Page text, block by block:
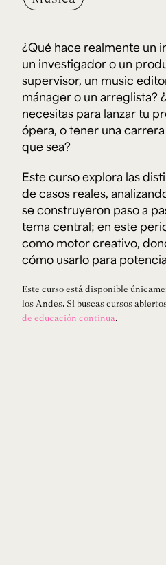
del 30 de mayo de 1964. Reconocimiento de
10 años: Resolución 000194 del 16 de enero del
Digitales
2501
Ext.
2504
¿Qué hace realmente un
un investigador o un
supervisor, un music
mánager o un arreglista?
necesitas para lanzar tu
ópera, o tener una
que sea?
Este curso explora las
de casos reales,
se construyeron paso a
tema central; en este
como motor creativo,
cómo usarlo para
Este curso está disponible
los Andes. Si buscas cursos
de educación continua.